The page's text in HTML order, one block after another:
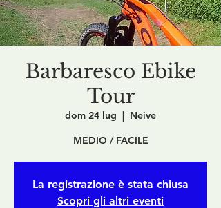
Barbaresco Ebike
Tour
dom 24 lug
  |
Neive
MEDIO / FACILE
La registrazione è stata chiusa
Scopri gli altri eventi